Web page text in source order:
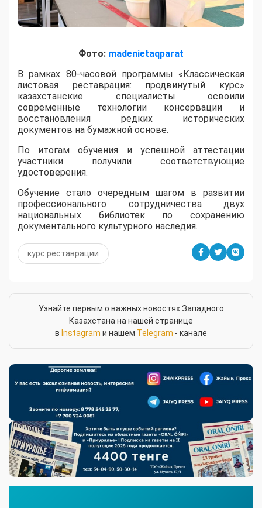
Фото: madenietaqparat
​В рамках 80-часовой программы «Классическая
листовая реставрация: продвинутый курс»
казахстанские специалисты освоили
современные технологии консервации и
восстановления редких исторических
документов на бумажной основе.
По итогам обучения и успешной аттестации
участники получили соответствующие
удостоверения.
Обучение стало очередным шагом в развитии
профессионального сотрудничества двух
национальных библиотек по сохранению
документального культурного наследия.
курс реставрации
Узнайте первым о важных новостях Западного
Казахстана на нашей странице
в Instagram и нашем Telegram - канале